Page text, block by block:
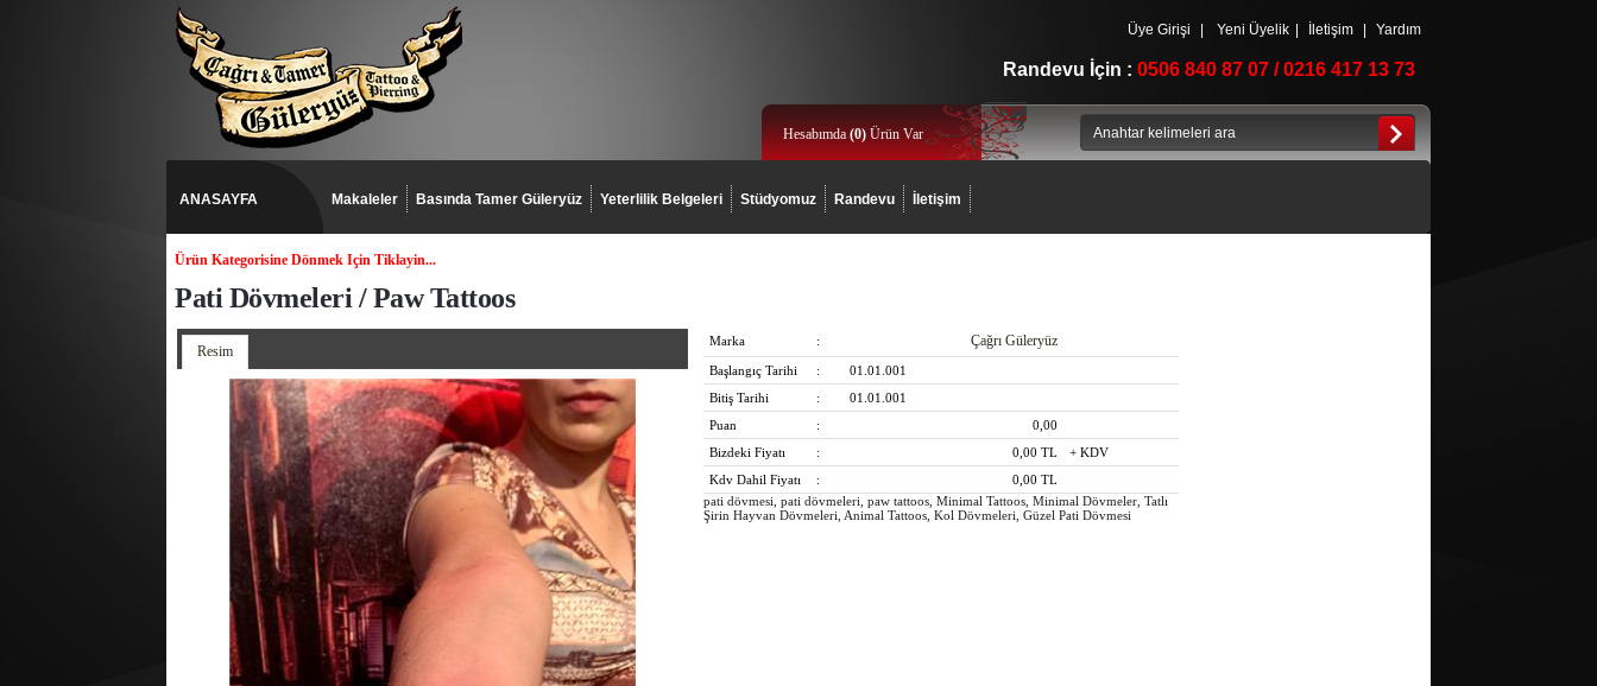
Üye Girişi Yeni Üyelik İletişim Yardım
Randevu İçin : 0506 840 87 07 / 0216 417 13 73
Hesabımda(0) Ürün Var
ANASAYFA Makaleler Basında Tamer Güleryüz Yeterlilik Belgeleri Stüdyomuz Randevu İletişim
Ürün Kategorisine Dönmek Için Tiklayin...
Pati Dövmeleri / Paw Tattoos
Resim
Marka : Çağrı Güleryüz
Başlangıç Tarihi :
01.01.001
Bitiş Tarihi
:
01.01.001
Puan
:
0,00
Bizdeki Fiyatı
: 0,00 TL
+ KDV
Kdv Dahil Fiyatı
: 0,00 TL
pati dövmesi, pati dövmeleri, paw tattoos, Minimal Tattoos, Minimal Dövmeler, Tatlı
Şirin Hayvan Dövmeleri, Animal Tattoos, Kol Dövmeleri, Güzel Pati Dövmesi